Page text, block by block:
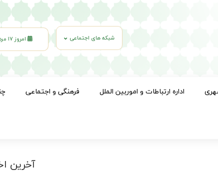
امروز ۱۷ مرداد ۱۴۰۵ ساعت ۰۹:۵۸ شبکه های اجتماعی
اداره ارتباطات و اموربین الملل فرهنگی و اجتماعی
آخرین